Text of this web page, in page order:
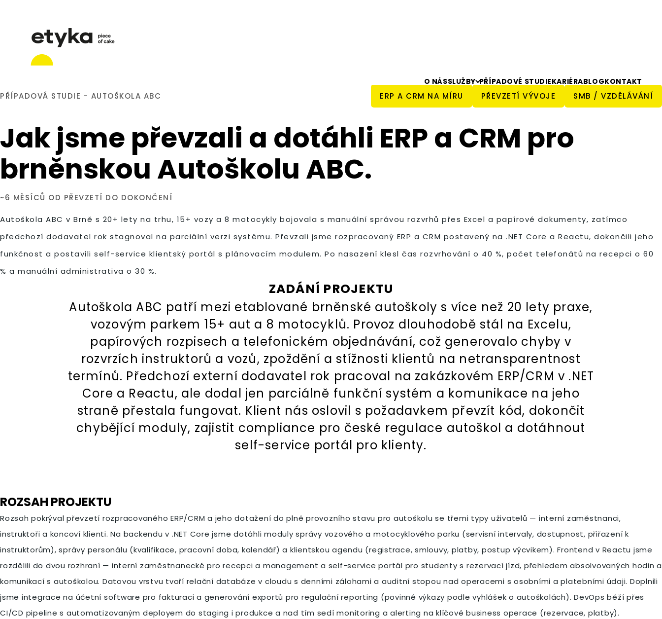
O NÁSSLUŽBY PŘÍPADOVÉ STUDIEKARIÉRABLOGKONTAKT
PŘÍPADOVÁ STUDIE - AUTOŠKOLA ABC ERP A CRM NA MÍRU PŘEVZETÍ VÝVOJE SMB / VZDĚLÁVÁNÍ
Jak jsme převzali a dotáhli ERP a CRM pro
brněnskou Autoškolu ABC.
~6 MĚSÍCŮ OD PŘEVZETÍ DO DOKONČENÍ
Autoškola ABC v Brně s 20+ lety na trhu, 15+ vozy a 8 motocykly bojovala s manuální správou rozvrhů přes Excel a papírové dokumenty, zatímco
předchozí dodavatel rok stagnoval na parciální verzi systému. Převzali jsme rozpracovaný ERP a CRM postavený na .NET Core a Reactu, dokončili jeho
funkčnost a postavili self-service klientský portál s plánovacím modulem. Po nasazení klesl čas rozvrhování o 40 %, počet telefonátů na recepci o 60
% a manuální administrativa o 30 %.
ZADÁNÍ PROJEKTU
Autoškola ABC patří mezi etablované brněnské autoškoly s více než 20 lety praxe,
vozovým parkem 15+ aut a 8 motocyklů. Provoz dlouhodobě stál na Excelu,
papírových rozpisech a telefonickém objednávání, což generovalo chyby v
rozvrzích instruktorů a vozů, zpoždění a stížnosti klientů na netransparentnost
termínů. Předchozí externí dodavatel rok pracoval na zakázkovém ERP/CRM v .NET
Core a Reactu, ale dodal jen parciálně funkční systém a komunikace na jeho
straně přestala fungovat. Klient nás oslovil s požadavkem převzít kód, dokončit
chybějící moduly, zajistit compliance pro české regulace autoškol a dotáhnout
self-service portál pro klienty.
ROZSAH PROJEKTU
Rozsah pokrýval převzetí rozpracovaného ERP/CRM a jeho dotažení do plně provozního stavu pro autoškolu se třemi typy uživatelů — interní zaměstnanci,
instruktoři a koncoví klienti. Na backendu v .NET Core jsme dotáhli moduly správy vozového a motocyklového parku (servisní intervaly, dostupnost, přiřazení k
instruktorům), správy personálu (kvalifikace, pracovní doba, kalendář) a klientskou agendu (registrace, smlouvy, platby, postup výcvikem). Frontend v Reactu jsme
rozdělili do dvou rozhraní — interní zaměstnanecké pro recepci a management a self-service portál pro studenty s rezervací jízd, přehledem absolvovaných hodin a
komunikací s autoškolou. Datovou vrstvu tvoří relační databáze v cloudu s denními zálohami a auditní stopou nad operacemi s osobními a platebními údaji. Doplnili
jsme integrace na účetní software pro fakturaci a generování exportů pro regulační reporting (povinné výkazy podle vyhlášek o autoškolách). DevOps běží přes
CI/CD pipeline s automatizovaným deployem do staging i produkce a nad tím sedí monitoring a alerting na klíčové business operace (rezervace, platby).